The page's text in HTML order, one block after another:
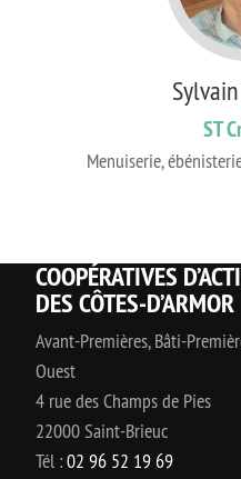
ST
Menuiserie,
COOPÉRATIVES
DES CÔTES-D’ARMOR
Avant-Premières, Bâti-
Ouest
4 rue des Champs de Pies
22000 Saint-Brieuc
Tél :02 96 52 19 69